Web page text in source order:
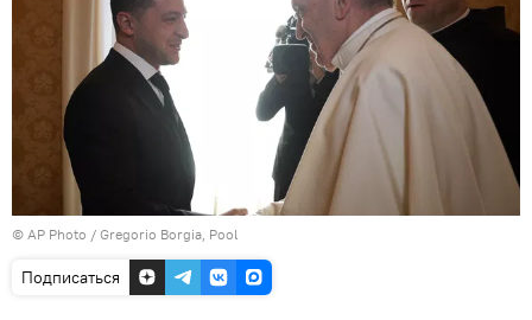
© AP Photo / Gregorio Borgia, Pool
Подписаться